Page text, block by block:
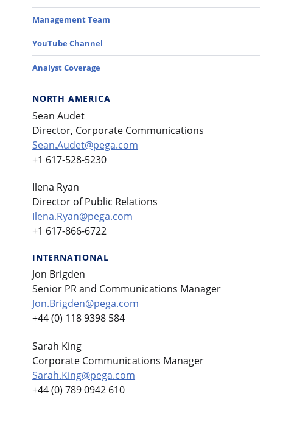
Management Team
YouTube Channel
Analyst Coverage
NORTH AMERICA
Sean Audet
Director, Corporate Communications
Sean.Audet@pega.com
+1 617-528-5230
Ilena Ryan
Director of Public Relations
Ilena.Ryan@pega.com
+1 617-866-6722
INTERNATIONAL
Jon Brigden
Senior PR and Communications Manager
Jon.Brigden@pega.com
+44 (0) 118 9398 584
Sarah King
Corporate Communications Manager
Sarah.King@pega.com
+44 (0) 789 0942 610